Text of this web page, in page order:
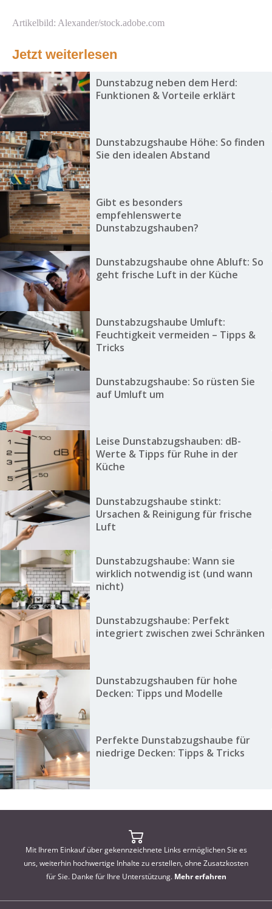
Artikelbild: Alexander/stock.adobe.com
Jetzt weiterlesen
Dunstabzug neben dem Herd:
Funktionen & Vorteile erklärt
Dunstabzugshaube Höhe: So finden
Sie den idealen Abstand
Gibt es besonders
empfehlenswerte
Dunstabzugshauben?
Dunstabzugshaube ohne Abluft: So
geht frische Luft in der Küche
Dunstabzugshaube Umluft:
Feuchtigkeit vermeiden – Tipps &
Tricks
Dunstabzugshaube: So rüsten Sie
auf Umluft um
Leise Dunstabzugshauben: dB-
Werte & Tipps für Ruhe in der
Küche
Dunstabzugshaube stinkt:
Ursachen & Reinigung für frische
Luft
Dunstabzugshaube: Wann sie
wirklich notwendig ist (und wann
nicht)
Dunstabzugshaube: Perfekt
integriert zwischen zwei Schränken
Dunstabzugshauben für hohe
Decken: Tipps und Modelle
Perfekte Dunstabzugshaube für
niedrige Decken: Tipps & Tricks
Mit Ihrem Einkauf über gekennzeichnete Links ermöglichen Sie es
uns, weiterhin hochwertige Inhalte zu erstellen, ohne Zusatzkosten
für Sie. Danke für Ihre Unterstützung. Mehr erfahren